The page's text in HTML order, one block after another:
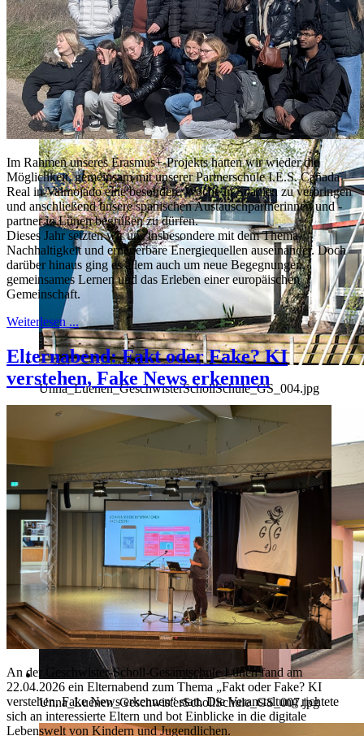
Unna_Luenen_GeschwisterSchollSchule_GS_003.jpg
Unna_Luenen_GeschwisterSchollSchule_GS_004.jpg
Unna_Luenen_GeschwisterSchollSchule_GS_007.jpg
Im Rahmen unseres Erasmus+-Projekts hatten wir wieder die
Möglichkeit, gemeinsam mit unserer Partnerschule I.E.S. Cañada
Real in Valmojado eine besondere Woche in Spanien zu verbringen
und anschließend unsere spanischen Austauschpartnerinnen und -
partner in Lünen begrüßen zu dürfen.
Dieses Jahr setzten wir uns insbesondere mit dem Thema
Nachhaltigkeit und erneuerbare Energiequellen auseinander. Doch
darüber hinaus ging es allem auch um neue Begegnungen,
gemeinsames Lernen und das Erleben einer europäischen
Gemeinschaft.
Weiterlesen ...
Elternabend: Fakt oder Fake? KI
verstehen, Fake News erkennen
An der Geschwister-Scholl-Gesamtschule Lünen fand am
22.04.2026 ein Elternabend zum Thema „Fakt oder Fake? KI
verstehen, Fake News erkennen“ statt. Die Veranstaltung richtete
sich an interessierte Eltern und bot Einblicke in die digitale
Lebenswelt von Kindern und Jugendlichen.